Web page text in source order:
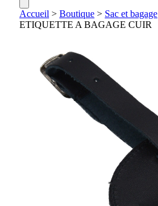
Accueil > Boutique > Sac et bagage
ETIQUETTE A BAGAGE CUIR